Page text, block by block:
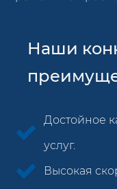
Наши
Достойное
услуг.
Высокая